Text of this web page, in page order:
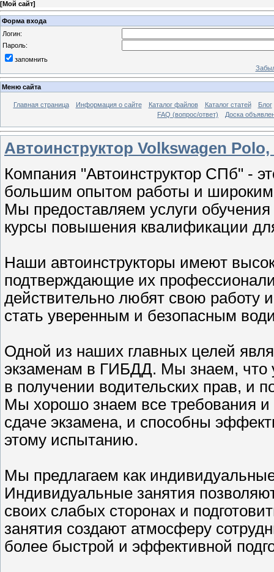
[Мой сайт]
Форма входа
Логин:
Пароль:
запомнить
Меню сайта
Главная страница Информация о сайте Каталог файлов Каталог статей
Блог
FAQ (вопрос/ответ)
Доска
Автоинструктор Volkswagen
Компания "Автоинструктор СПб" -
большим опытом работы и
Мы предоставляем услуги
курсы повышения квалификации
Наши автоинструкторы имеют
подтверждающие их
действительно любят свою работу
стать уверенным и безопасным
Одной из наших главных целей
экзаменам в ГИБДД. Мы знаем, что
в получении водительских прав, и
Мы хорошо знаем все требования
сдаче экзамена, и способны
этому испытанию.
Мы предлагаем как
Индивидуальные занятия
своих слабых сторонах и
занятия создают атмосферу
более быстрой и эффективной